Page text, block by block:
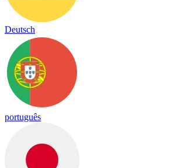
Deutsch
português